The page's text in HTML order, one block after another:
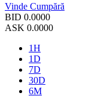
Vinde Cumpără
BID 0.0000
ASK 0.0000
1H
1D
7D
30D
6M